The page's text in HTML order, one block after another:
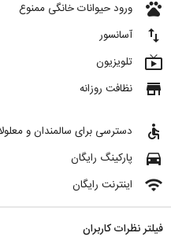
pets ورود حیوانات خانگی ممنوع
import_export آسانسور
live_tv تلویزیون
store نظافت روزانه
accessible دسترسی برای سالمندان و
directions_car پارکینگ رایگان
wifi اینترنت رایگان
فیلتر نظرات کاربران